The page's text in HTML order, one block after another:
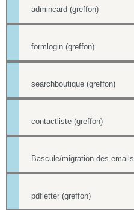
admincard (greffon)
formlogin (greffon)
searchboutique (greffon)
contactliste (greffon)
Bascule/migration des emails
pdfletter (greffon)